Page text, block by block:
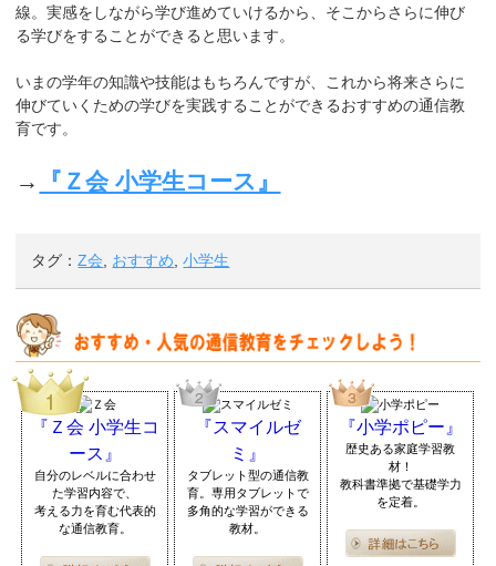
線。実感をしながら学び進めていけるから、そこからさらに伸び
る学びをすることができると思います。
いまの学年の知識や技能はもちろんですが、これから将来さらに
伸びていくための学びを実践することができるおすすめの通信教
育です。
→ 『Ｚ会 小学生コース』
タグ：Z会 おすすめ ,小学生
『Ｚ会 小学生コ
ース』
自分のレベルに合わせ
た学習内容で、
考える力を育む代表的
な通信教育。
『スマイルゼ
ミ』
タブレット型の通信教
育。専用タブレットで
多角的な学習ができる
教材。
『小学ポピー』
歴史ある家庭学習教
材！
教科書準拠で基礎学力
を定着。